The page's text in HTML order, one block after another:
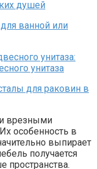
врезными
особенность в
выпирает
получается